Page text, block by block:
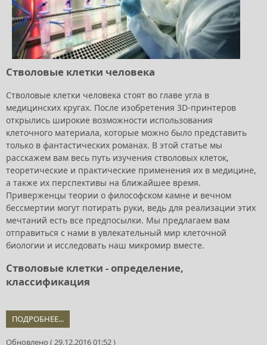
Стволовые клетки человека
Стволовые клетки человека стоят во главе угла в
медицинских кругах. После изобретения 3D-принтеров
открылись широкие возможности использования
клеточного материала, которые можно было представить
только в фантастических романах. В этой статье мы
расскажем вам весь путь изучения стволовых клеток,
теоретические и практические применения их в медицине,
а также их перспективы на ближайшее время.
Приверженцы теории о философском камне и вечном
бессмертии могут потирать руки, ведь для реализации этих
мечтаний есть все предпосылки. Мы предлагаем вам
отправиться с нами в увлекательный мир клеточной
биологии и исследовать наш микромир вместе.
Стволовые клетки - определение,
классификация
ПОДРОБНЕЕ...
Обновлено ( 29.12.2016 01:52 )